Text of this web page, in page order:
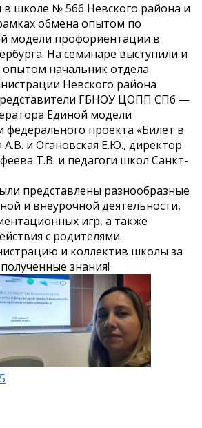
в школе № 566 Невского района и
обмена опытом по
модели профориентации в
На семинаре выступили и
начальник отдела
Невского района
ГБНОУ ЦОПП СПб —
Единой модели
проекта «Билет в
и Огановская Е.Ю., директор
Т.В. и педагоги школ Санкт-
представлены разнообразные
и внеурочной деятельности,
игр, а также
с родителями.
и коллектив школы за
знания!